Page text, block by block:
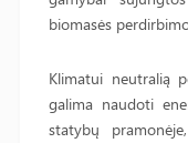
biomasės
Klimatui neutralią
galima naudoti
statybų